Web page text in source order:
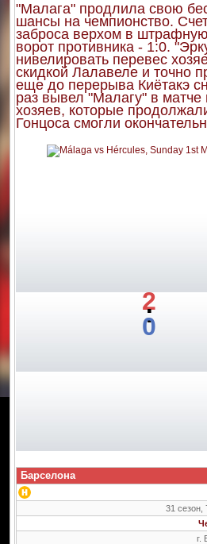
"Малага" продлила свою
шансы на чемпионство.
заброса верхом в штрафную
ворот противника - 1:0.
нивелировать перевес
скидкой Лалавеле и точно
еще до перерыва Киётакэ
раз вывел "Малагу" в
хозяев, которые
Гонцоса смогли
2
:
0
Барселона
31 сезон,
г.